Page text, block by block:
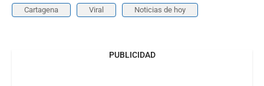
Cartagena Viral Noticias de hoy
PUBLICIDAD